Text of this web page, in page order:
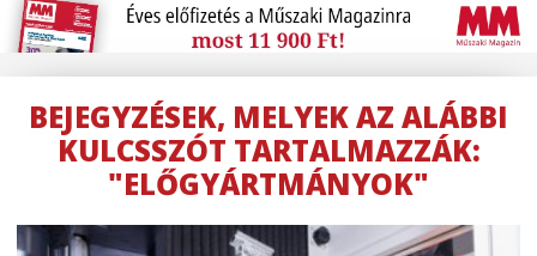
BEJEGYZÉSEK, MELYEK AZ ALÁBBI
KULCSSZÓT TARTALMAZZÁK:
"ELŐGYÁRTMÁNYOK"